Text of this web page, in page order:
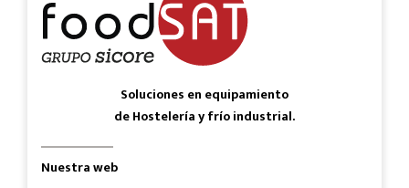
Soluciones en equipamiento
de Hostelería y frío industrial.
Nuestra web